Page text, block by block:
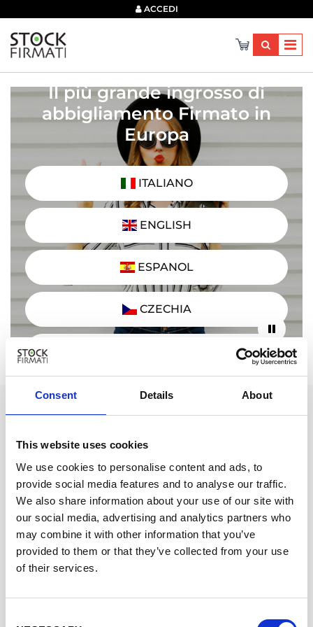
Consent Details About
This website uses cookies
We use cookies to personalise content and ads, to
provide social media features and to analyse our traffic.
We also share information about your use of our site with
our social media, advertising and analytics partners who
may combine it with other information that you’ve
provided to them or that they’ve collected from your use
of their services.
ACCEDI
Il più grande ingrosso di
abbigliamento Firmato in
Europa
ITALIANO
ENGLISH
ESPANOL
CZECHIA
STOCKFIRMATI
Via dei Marmorari, 94 Spilamberto (MO) Italy
Servizio Clienti
Assistenza +39 340 6062115
SHOPPING ONLINE FACILE
Dropshipping